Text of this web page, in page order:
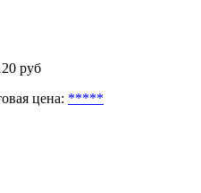
руб
цена: *****